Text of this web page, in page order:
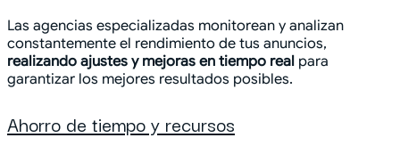
Las agencias especializadas monitorean y analizan
constantemente el rendimiento de tus anuncios,
realizando ajustes y mejoras en tiempo real para
garantizar los mejores resultados posibles.
Ahorro de tiempo y recursos